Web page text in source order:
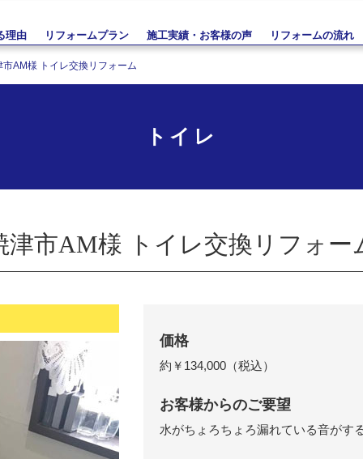
理由 リフォームプラン 施工実績・お客様の声 リフォームの流れ
市AM様 トイレ交換リフォーム
トイレ
津市AM様 トイレ交換リフォー
価格
約￥134,000（税込）
お客様からのご要望
水がちょろちょろ漏れている音がす